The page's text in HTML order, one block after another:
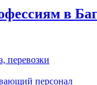
в
перевозки
персонал